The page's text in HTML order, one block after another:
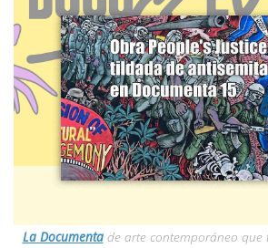
La Documentade arte contemporáneo que